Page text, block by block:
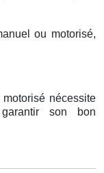
ou motorisé,
nécessite
son bon